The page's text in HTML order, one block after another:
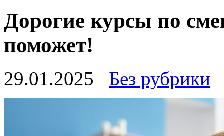
Дорогие курсы по
поможет!
29.01.2025 Без рубрики